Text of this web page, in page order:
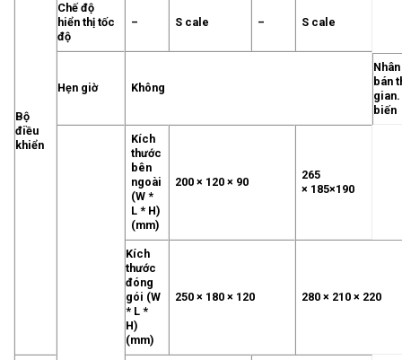
Bộ
điều
khiển
Chế độ
hiển thị tốc
độ
– S cale – S cale
Hẹn giờ Không
bán
biến
Kích
thước
bên
ngoài
(W *
L * H)
(mm)
200 × 120 × 90
265
× 185×190
Kích
thước
đóng
gói (W
* L *
H)
(mm)
250 × 180 × 120 280 × 210 × 220